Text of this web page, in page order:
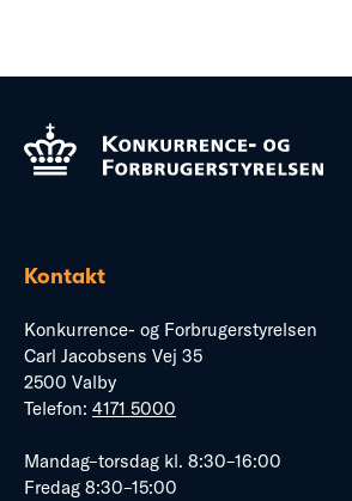
Kontakt
Konkurrence- og Forbrugerstyrelsen
Carl Jacobsens Vej 35
2500 Valby
Telefon: 4171 5000
Mandag–torsdag kl. 8:30–16:00
Fredag 8:30–15:00